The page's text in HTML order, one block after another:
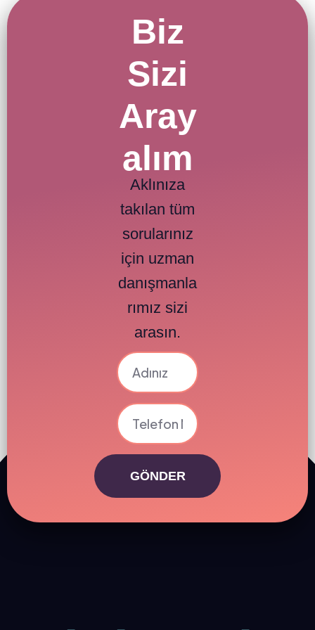
Biz
Sizi
Aray
alım
Aklınıza
takılan tüm
sorularınız
için uzman
danışmanla
rımız sizi
arasın.
GÖNDER